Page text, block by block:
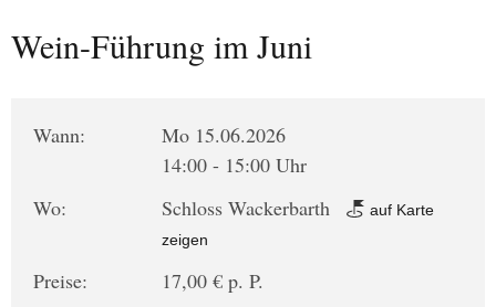
Wein-Führung im Juni
Wann:
Mo 15.06.2026
14:00 - 15:00 Uhr
Wo:
Schloss Wackerbarth
auf Karte
zeigen
Preise:
17,00 € p. P.